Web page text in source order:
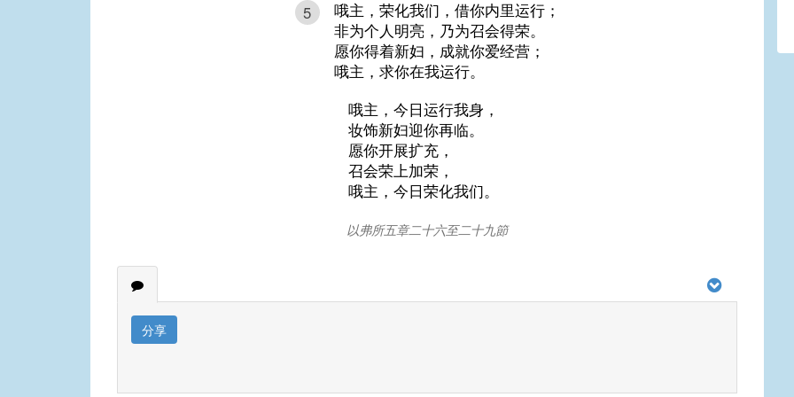
5
哦主，荣化我们，借你内里运行；
非为个人明亮，乃为召会得荣。
愿你得着新妇，成就你爱经营；
哦主，求你在我运行。
哦主，今日运行我身，
妆饰新妇迎你再临。
愿你开展扩充，
召会荣上加荣，
哦主，今日荣化我们。
以弗所五章二十六至二十九節
分享